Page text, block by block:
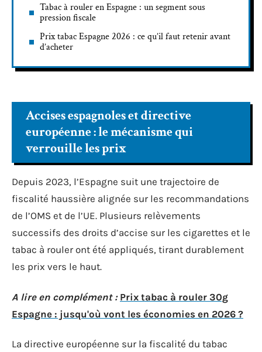
Tabac à rouler en Espagne : un segment sous
pression fiscale
Prix tabac Espagne 2026 : ce qu’il faut retenir avant
d’acheter
Accises espagnoles et directive
européenne : le mécanisme qui
verrouille les prix
Depuis 2023, l’Espagne suit une trajectoire de
fiscalité haussière alignée sur les recommandations
de l’OMS et de l’UE. Plusieurs relèvements
successifs des droits d’accise sur les cigarettes et le
tabac à rouler ont été appliqués, tirant durablement
les prix vers le haut.
A lire en complément : Prix tabac à rouler 30g
Espagne : jusqu'où vont les économies en 2026 ?
La directive européenne sur la fiscalité du tabac